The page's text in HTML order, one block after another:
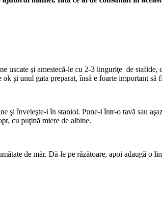
uscate şi amestecă-le cu 2-3 linguriţe de
și unul gata preparat, însă e foarte important
şi înveleşte-i în staniol. Pune-i într-o tavă sau
cu puţină miere de albine.
de măr. Dă-le pe răzătoare, apoi adaugă o